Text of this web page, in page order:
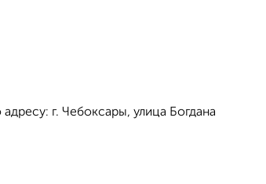
г. Чебоксары, улица Богдана